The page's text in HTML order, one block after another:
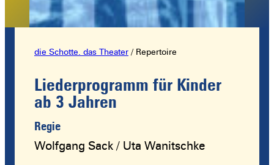
die Schotte. das Theater / Repertoire
Liederprogramm für Kinder
ab 3 Jahren
Regie
Wolfgang Sack / Uta Wanitschke